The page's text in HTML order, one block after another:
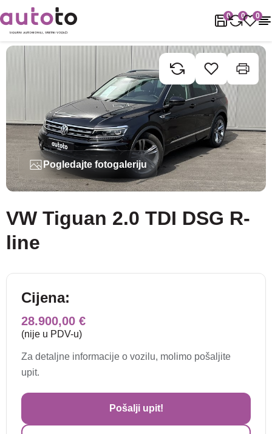
0 0 0
Naslovnica Rabljena vozila VW Tiguan 2.0 TDI
Pogledajte fotogaleriju
VW Tiguan 2.0 TDI DSG R-
line
Cijena:
28.900,00 €
(nije u PDV-u)
Za detaljne informacije o vozilu, molimo pošaljite
upit.
Pošalji upit!